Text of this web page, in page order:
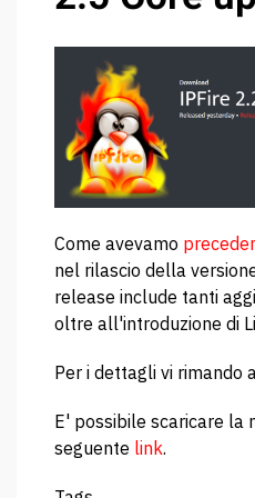
Come avevamo
nel rilascio della
release include tanti
oltre all'introduzione di
Per i dettagli vi rimando
E' possibile scaricare la
seguente link.